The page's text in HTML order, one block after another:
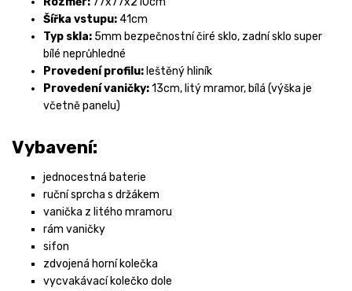
Šířka vstupu:41cm
Typ skla: 5mm bezpečnostní čiré sklo, zadní sklo super
bílé neprůhledné
Provedení profilu: leštěný hliník
Provedení vaničky:13cm, litý mramor, bílá (výška je
včetně panelu)
Vybavení:
jednocestná baterie
ruční sprcha s držákem
vanička z litého mramoru
rám vaničky
sifon
zdvojená horní kolečka
vycvakávací kolečko dole